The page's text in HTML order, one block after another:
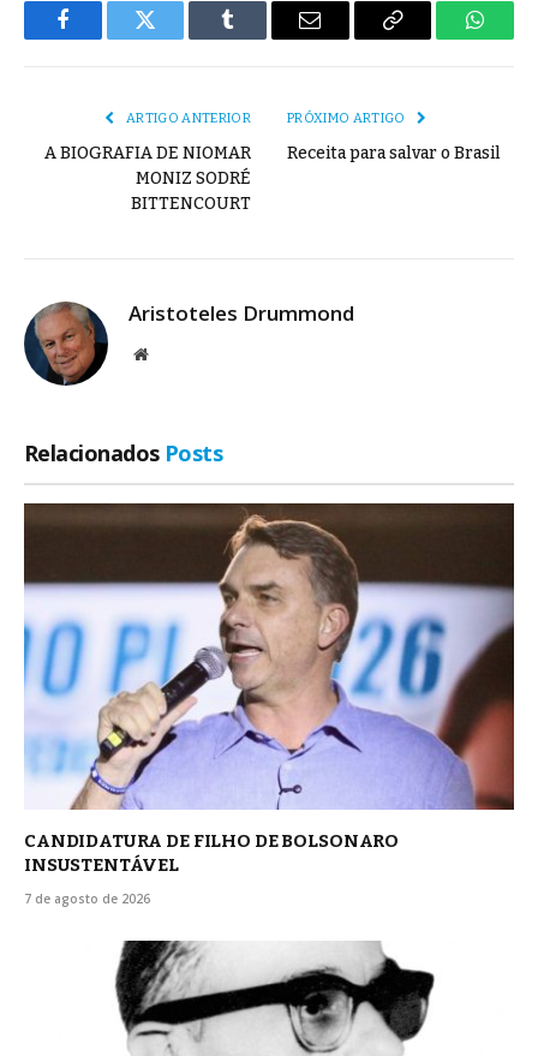
FacebookTwitter Tumblr
E-
Copiar
ARTIGO ANTERIOR
A BIOGRAFIA DE NIOMAR
MONIZ SODRÉ
BITTENCOURT
PRÓXIMO ARTIGO
Receita para salvar o Brasil
Aristoteles Drummond
Site
Relacionados Posts
CANDIDATURA DE FILHO DE BOLSONARO
INSUSTENTÁVEL
7 de agosto de 2026